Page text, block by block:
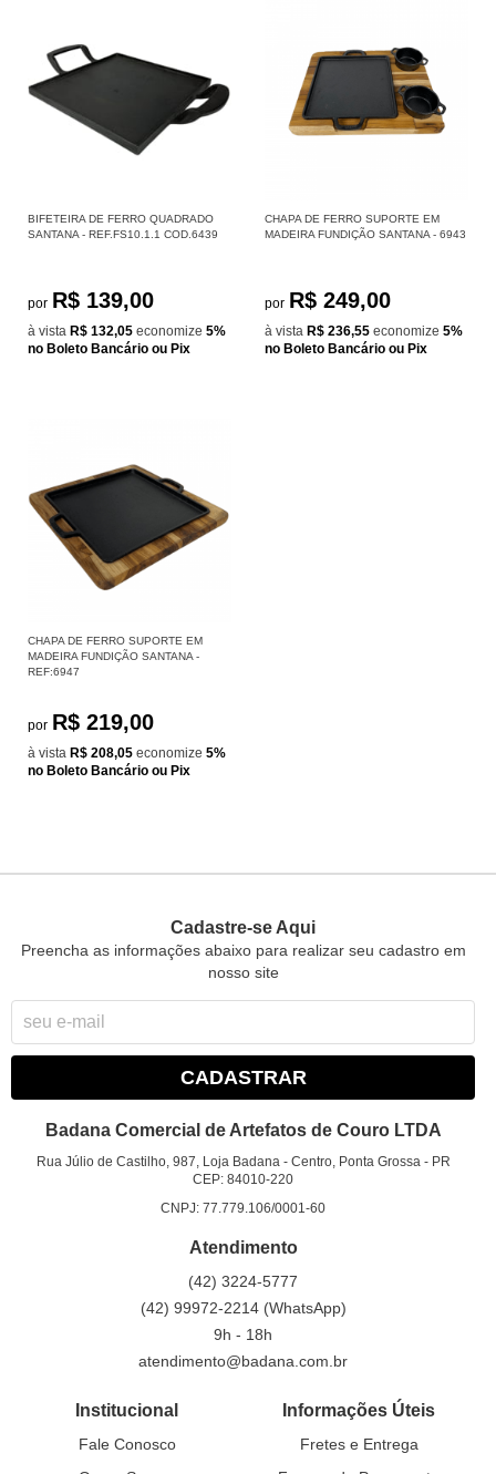
BIFETEIRA DE FERRO QUADRADO
SANTANA - REF.FS10.1.1 COD.6439
por R$ 139,00
à vista R$ 132,05 economize 5%
no Boleto Bancário ou Pix
CHAPA DE FERRO SUPORTE EM
MADEIRA FUNDIÇÃO SANTANA - 6943
por R$ 249,00
à vista R$ 236,55 economize 5%
no Boleto Bancário ou Pix
CHAPA DE FERRO SUPORTE EM
MADEIRA FUNDIÇÃO SANTANA -
REF:6947
por R$ 219,00
à vista R$ 208,05 economize 5%
no Boleto Bancário ou Pix
Cadastre-se Aqui
Preencha as informações abaixo para realizar seu cadastro em
nosso site
CADASTRAR
Badana Comercial de Artefatos de Couro LTDA
Rua Júlio de Castilho, 987, Loja Badana- Centro, Ponta Grossa- PR
CEP: 84010-220
CNPJ: 77.779.106/0001-60
Atendimento
(42) 3224-5777
(42) 99972-2214 (WhatsApp)
9h - 18h
atendimento@badana.com.br
Institucional
Fale Conosco
Informações Úteis
Fretes e Entrega